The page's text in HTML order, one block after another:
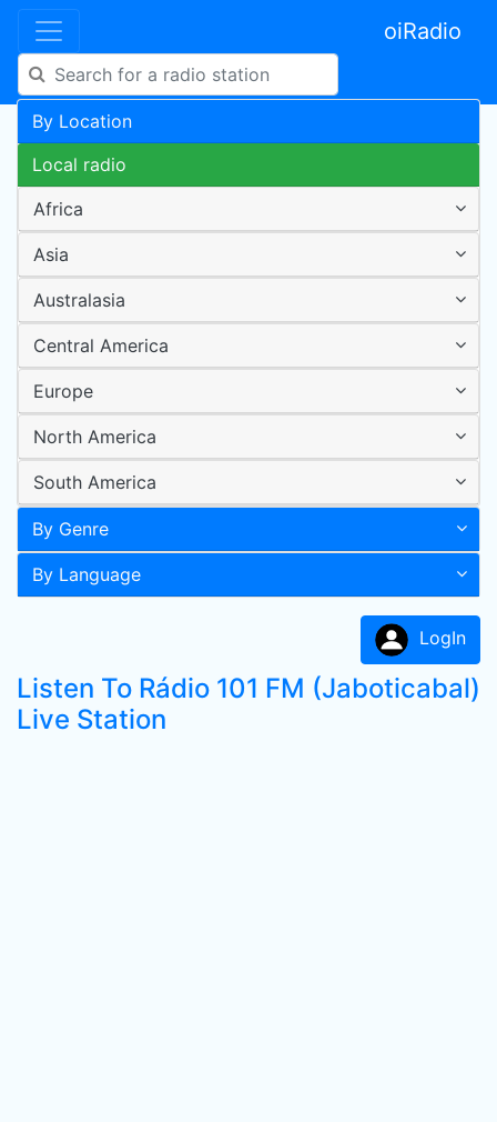
oiRadio
By Location
Local radio
Africa
Asia
Australasia
Central America
Europe
North America
South America
By Genre
By Language
LogIn
Listen To Rádio 101 FM (Jaboticabal)
Live Station